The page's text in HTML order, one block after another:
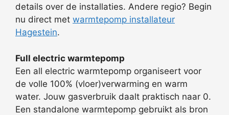
details over de installaties. Andere regio? Begin
nu direct met warmtepomp installateur
Hagestein.
Full electric warmtepomp
Een all electric warmtepomp organiseert voor
de volle 100% (vloer)verwarming en warm
water. Jouw gasverbruik daalt praktisch naar 0.
Een standalone warmtepomp gebruikt als bron